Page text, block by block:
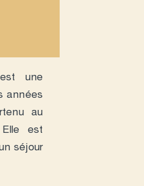
une
années
au
est
séjour